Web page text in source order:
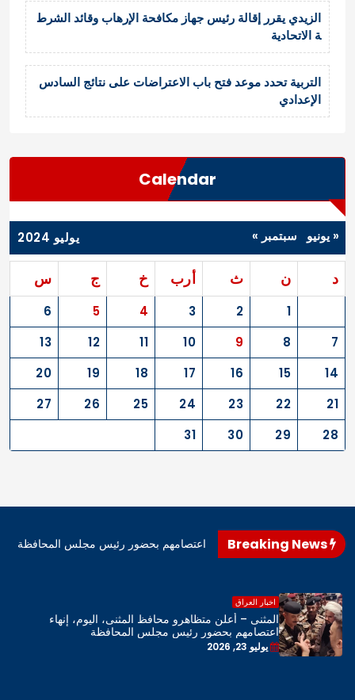
الزيدي يقرر إقالة رئيس جهاز مكافحة الإرهاب وقائد الشرط
ة الاتحادية
التربية تحدد موعد فتح باب الاعتراضات على نتائج السادس
الإعدادي
Calendar
يوليو 2024
د ن ث أرب خ ج س
1
2
3
4
5
6
7
8
9
10
11
12
13
14
15
16
17
18
19
20
21
22
23
24
25
26
27
28
29
30
31
« يونيو سبتمبر »
محافظ المثنى، اليوم، إنهاء اعتصامهم بحضور رئيس مجلس المحافظة
اخبار العراق
المثنى – أعلن متظاهرو محافظ المثنى، اليوم، إنهاء
اعتصامهم بحضور رئيس مجلس المحافظة
يوليو 23, 2026